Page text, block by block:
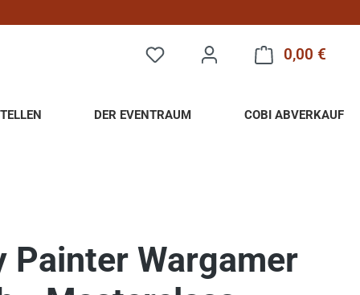
0,00 €
DER EVENTRAUM COBI ABVERKAUF
Painter Wargamer